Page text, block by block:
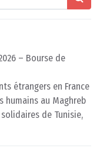
– Bourse de
étrangers en France
humains au Maghreb
de Tunisie,